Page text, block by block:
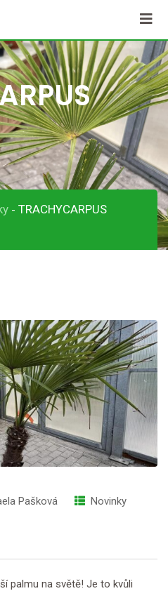
- TRACHYCARPUS
Pašková Novinky
palmu na světě! Je to kvůli